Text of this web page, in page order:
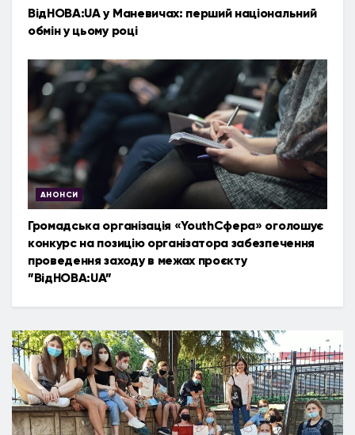
ВідНОВА:UA у Маневичах: перший національний
обмін у цьому році
АНОНСИ
Громадська організація «YouthСфера» оголошує
конкурс на позицію організатора забезпечення
проведення заходу в межах проєкту
”ВідНОВА:UA”